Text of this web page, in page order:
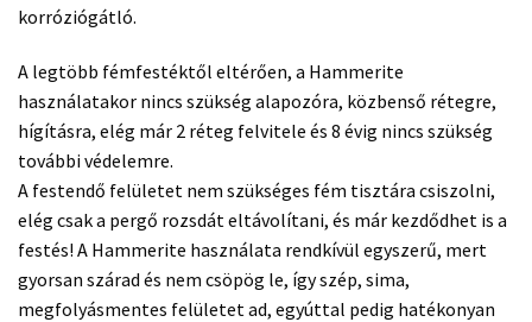
korróziógátló.
A legtöbb fémfestéktől eltérően, a Hammerite
használatakor nincs szükség alapozóra, közbenső rétegre,
hígításra, elég már 2 réteg felvitele és 8 évig nincs szükség
további védelemre.
A festendő felületet nem szükséges fém tisztára csiszolni,
elég csak a pergő rozsdát eltávolítani, és már kezdődhet is a
festés! A Hammerite használata rendkívül egyszerű, mert
gyorsan szárad és nem csöpög le, így szép, sima,
megfolyásmentes felületet ad, egyúttal pedig hatékonyan